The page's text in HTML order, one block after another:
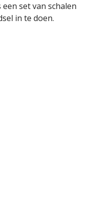
set van schalen
in te doen.